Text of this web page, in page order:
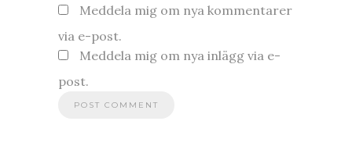
Meddela mig om nya kommentarer
via e-post.
Meddela mig om nya inlägg via e-
post.